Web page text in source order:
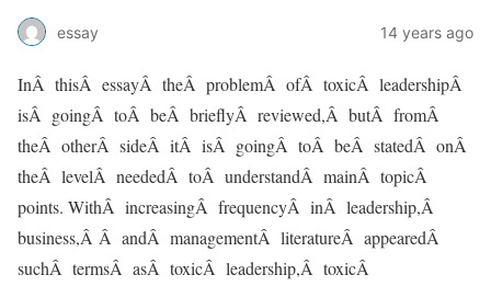
essay 14 years ago
InÂ thisÂ essayÂ theÂ problemÂ ofÂ toxicÂ leadershipÂ
isÂ goingÂ toÂ beÂ brieflyÂ reviewed,Â butÂ fromÂ
theÂ otherÂ sideÂ itÂ isÂ goingÂ toÂ beÂ statedÂ onÂ
theÂ levelÂ neededÂ toÂ understandÂ mainÂ topicÂ
points. WithÂ increasingÂ frequencyÂ inÂ leadership,Â
business,Â Â andÂ managementÂ literatureÂ appearedÂ
suchÂ termsÂ asÂ toxicÂ leadership,Â toxicÂ